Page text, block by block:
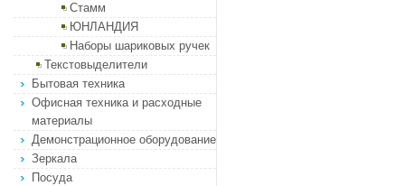
Стамм
ЮНЛАНДИЯ
Наборы шариковых ручек
Текстовыделители
Бытовая техника
Офисная техника и расходные
материалы
Демонстрационное оборудование
Зеркала
Посуда